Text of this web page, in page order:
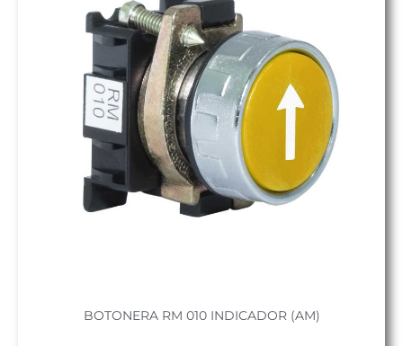
BOTONERA RM 010 INDICADOR (AM)